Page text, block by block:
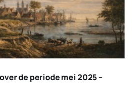
over de periode mei 2025 –